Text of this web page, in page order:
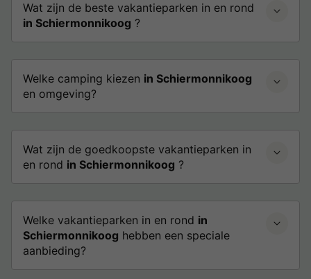
Wat zijn de beste vakantieparken in en rond
in Schiermonnikoog ?
Welke camping kiezen in Schiermonnikoog
en omgeving?
Wat zijn de goedkoopste vakantieparken in
en rond in Schiermonnikoog ?
Welke vakantieparken in en rond in
Schiermonnikoog hebben een speciale
aanbieding?